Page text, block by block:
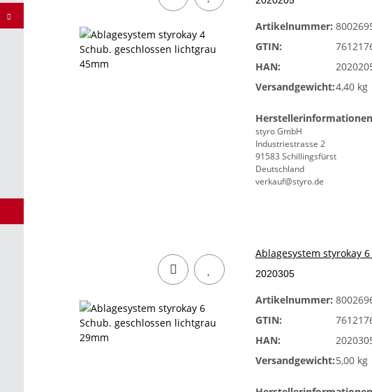
Artikelnummer:
GTIN:
HAN:
Versandgewicht:4,40 kg
styro GmbH
Industriestrasse 2
91583 Schillingsfürst
Deutschland
verkauf@styro.de
Ablagesystem styrokay
2020305
Artikelnummer:
GTIN:
HAN:
Versandgewicht:5,00 kg